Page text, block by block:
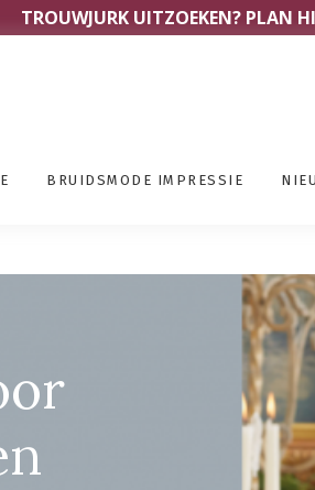
TROUWJURK UITZOEKEN? PLAN
BRUIDSMODE IMPRESSIE